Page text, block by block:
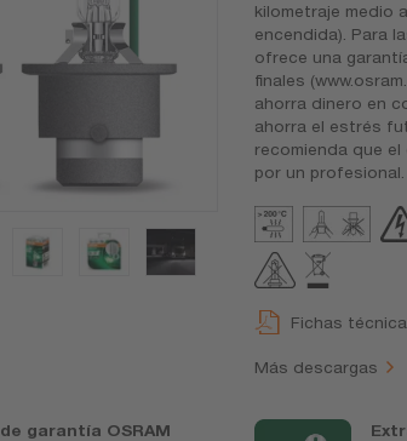
kilometraje medio
encendida). Para
ofrece una
finales
ahorra dinero en
ahorra el estrés
recomienda que el
por un profesional.
Fichas
Más descargas
garantía OSRAM